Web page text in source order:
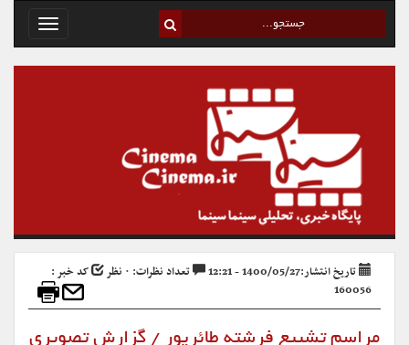
Toggle
تاریخ انتشار:1400/05/27 - 12:21 تعداد نظرات: ۰ نظر
کد خبر :
160056
مراسم تشییع فرشته طائرپور / گزارش تصویری